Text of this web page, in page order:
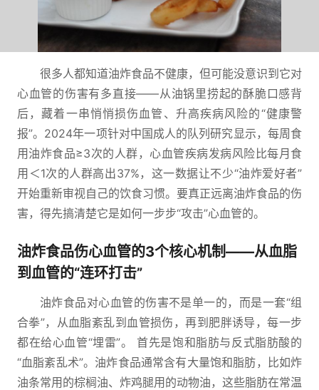
很多人都知道油炸食品不健康，但可能没意识到它对
心血管的伤害有多直接——从油锅里捞起的酥脆口感背
后，藏着一串悄悄损伤血管、升高疾病风险的“健康警
报”。2024年一项针对中国成人的队列研究显示，每周食
用油炸食品≥3次的人群，心血管疾病发病风险比每月食
用＜1次的人群高出37%，这一数据让不少“油炸爱好者”
开始重新审视自己的饮食习惯。要真正远离油炸食品的伤
害，得先搞清楚它是如何一步步“攻击”心血管的。
油炸食品伤心血管的3个核心机制——从血脂
到血管的“连环打击”
油炸食品对心血管的伤害不是单一的，而是一套“组
合拳”，从血脂紊乱到血管损伤，再到肥胖诱导，每一步
都在给心血管“埋雷”。 首先是饱和脂肪与反式脂肪酸的
“血脂紊乱术”。油炸食品通常含有大量饱和脂肪，比如炸
油条常用的棕榈油、炸鸡腿用的动物油，这些脂肪在常温